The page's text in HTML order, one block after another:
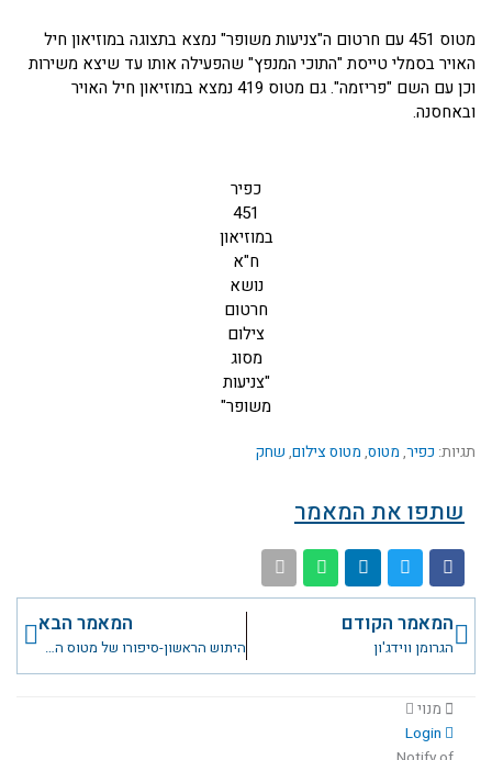
מטוס 451 עם חרטום ה"צניעות משופר" נמצא בתצוגה במוזיאון חיל
האויר בסמלי טייסת "התוכי המנפץ" שהפעילה אותו עד שיצא משירות
וכן עם השם "פריזמה". גם מטוס 419 נמצא במוזיאון חיל האויר
ובאחסנה.
כפיר
451
במוזיאון
ח"א
נושא
חרטום
צילום
מסוג
"צניעות
משופר"
תגיות: כפיר, מטוס, מטוס צילום, שחק
שתפו את המאמר
קודם
המאמר הקודם
הגרומן ווידג'ון
המאמר הבא
היתוש הראשון-סיפורו של מטוס המוסקיטו הראשון בח"א
מנוי